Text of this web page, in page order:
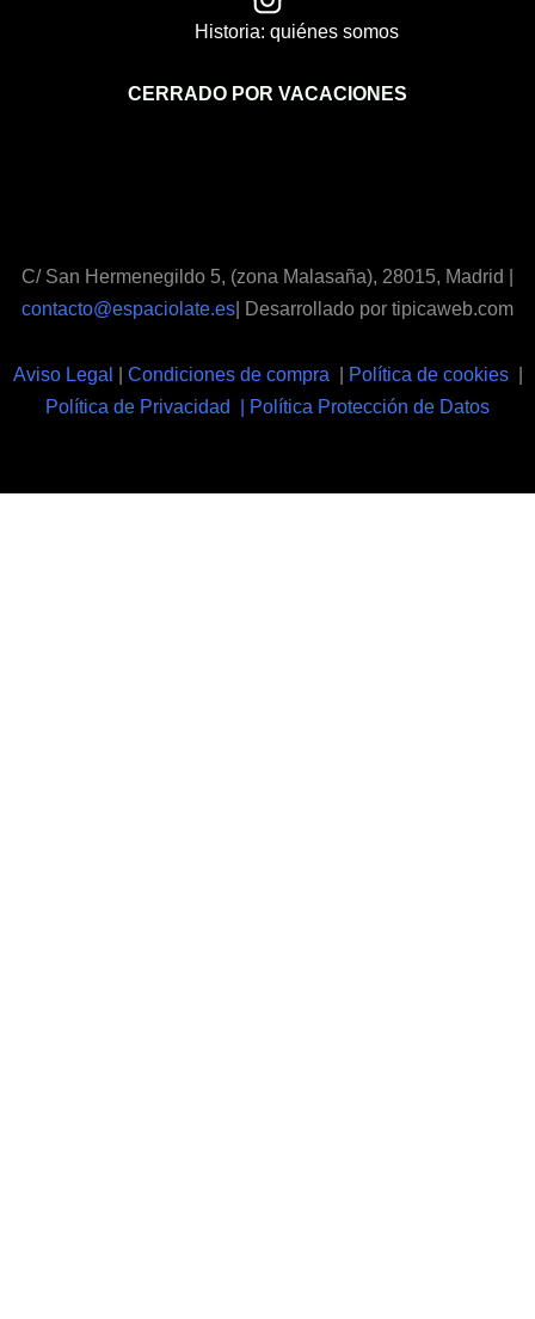
Historia: quiénes somos
CERRADO POR VACACIONES
C/ San Hermenegildo 5, (zona Malasaña), 28015, Madrid |
contacto@espaciolate.es| Desarrollado por tipicaweb.com
Aviso Legal | Condiciones de compra | Política de cookies |
Política de Privacidad | Política Protección de Datos